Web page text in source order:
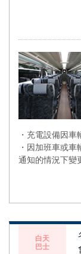
・充電設備因車
・因加班車或
通知的情況下變
白天
巴士